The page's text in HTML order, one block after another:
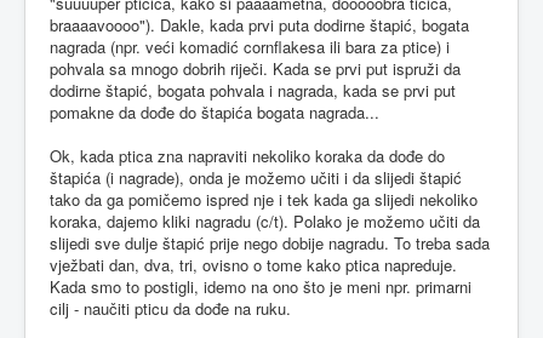
braaaavoooo"). Dakle, kada prvi puta dodirne štapić, bogata
nagrada (npr. veći komadić cornflakesa ili bara za ptice) i
pohvala sa mnogo dobrih riječi. Kada se prvi put ispruži da
dodirne štapić, bogata pohvala i nagrada, kada se prvi put
pomakne da dođe do štapića bogata nagrada...
Ok, kada ptica zna napraviti nekoliko koraka da dođe do
štapića (i nagrade), onda je možemo učiti i da slijedi štapić
tako da ga pomičemo ispred nje i tek kada ga slijedi nekoliko
koraka, dajemo kliki nagradu (c/t). Polako je možemo učiti da
slijedi sve dulje štapić prije nego dobije nagradu. To treba sada
vježbati dan, dva, tri, ovisno o tome kako ptica napreduje.
Kada smo to postigli, idemo na ono što je meni npr. primarni
cilj - naučiti pticu da dođe na ruku.